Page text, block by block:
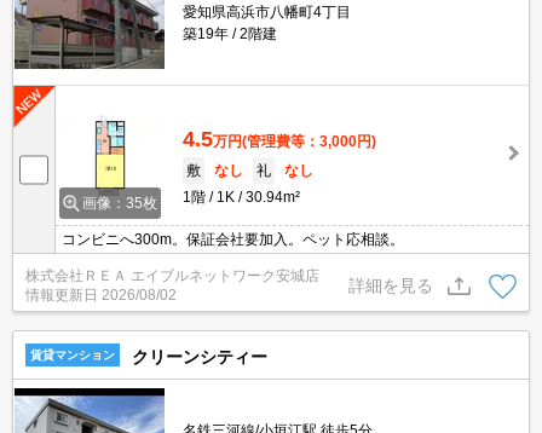
愛知県高浜市八幡町4丁目
築19年
2階建
画像：35枚
4.5万円(管理費等：3,000円)
敷
なし 礼
なし
1階
1K 30.94m²
コンビニへ300m。保証会社要加入。ペット応相談。
株式会社ＲＥＡ エイブルネットワーク安城店
情報更新日 2026/08/02
詳細を見る
賃貸マンション クリーンシティー